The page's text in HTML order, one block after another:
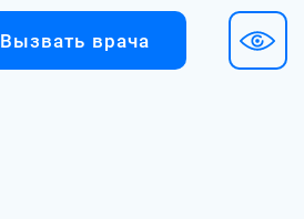
Вызвать врача